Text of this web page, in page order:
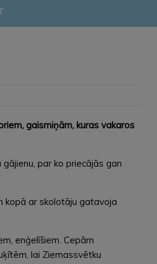
gaismiņām, kuras vakaros
par ko priecājās gan
kopā ar skolotāju gatavoja
enģelīšiem. Cepām
lai Ziemassvētku